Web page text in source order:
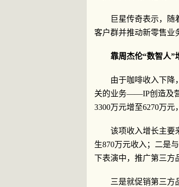
巨星传奇表示，随
客户群并推动新零售业
靠周杰伦“数智人”
由于咖啡收入下降
关的业务——IP创造及
3300万元增至6270万元
该项收入增长主要
生870万元收入；二是
下表演中，推广第三方
三是就促销第三方